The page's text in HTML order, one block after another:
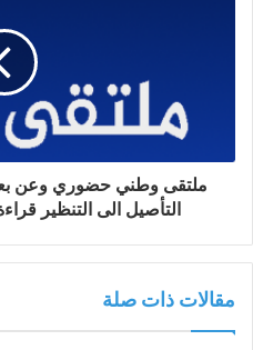
ملتقى وطني حضوري وعن
التأصيل الى التنظير
مقالات ذات صلة